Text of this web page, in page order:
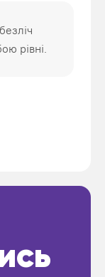
рівні.